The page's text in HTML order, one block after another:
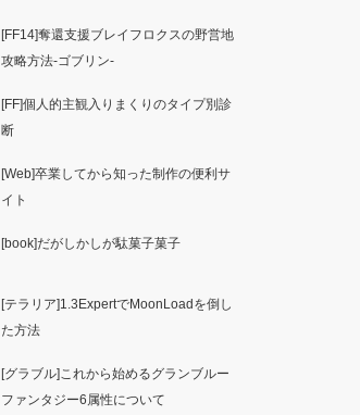
[FF14]奪還支援ブレイフロクスの野営地
攻略方法-ゴブリン-
[FF]個人的主観入りまくりのタイプ別診
断
[Web]卒業してから知った制作の便利サ
イト
[book]だがしかしが駄菓子菓子
[テラリア]1.3ExpertでMoonLoadを倒し
た方法
[グラブル]これから始めるグランブルー
ファンタジー6属性について